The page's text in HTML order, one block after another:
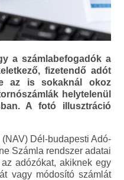
a számlabefogadók a
fizetendő adót
az is sokaknál okoz
helytelenül
A fotó illusztráció
Dél-budapesti Adó-
Számla rendszer adatai
adózókat, akiknek egy
vagy módosító számlát